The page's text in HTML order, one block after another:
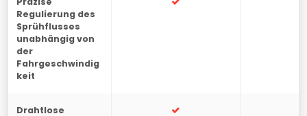
Regulierung des
Sprühflusses
unabhängig von
der
Fahrgeschwindig
keit
Drahtlose